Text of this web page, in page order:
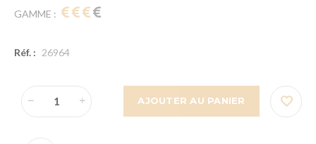
GAMME :
Réf. : 26964
AJOUTER AU PANIER